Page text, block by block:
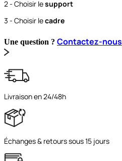
2 - Choisir lesupport
3 - Choisir lecadre
Une question ? Contactez-nous
Livraison en 24/48h
Échanges & retours sous 15 jours